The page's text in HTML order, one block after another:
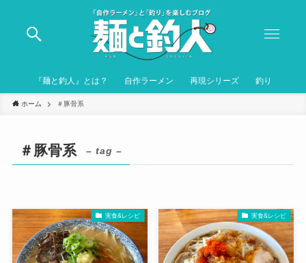
『麺と釣人』とは？ 自作ラーメン 再現シリーズ 釣り
ホーム ＃豚骨系
＃豚骨系 – tag –
実食&レシピ 実食&レシピ